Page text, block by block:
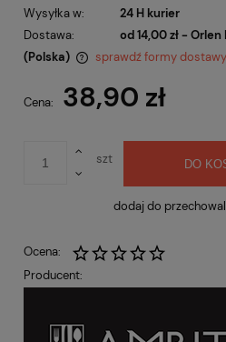
Wysyłka w:
24 H kurier
Dostawa:
od 14,00 zł - Orlen
(Polska)
sprawdź formy dostawy
Cena: 38,90 zł
szt DO
dodaj do
Ocena:
Producent: